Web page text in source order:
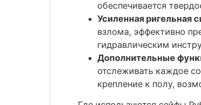
обеспечивается
Усиленная ригельная
взлома, эффективно
гидравлическим
Дополнительные
отслеживать каждое
крепление к полу,